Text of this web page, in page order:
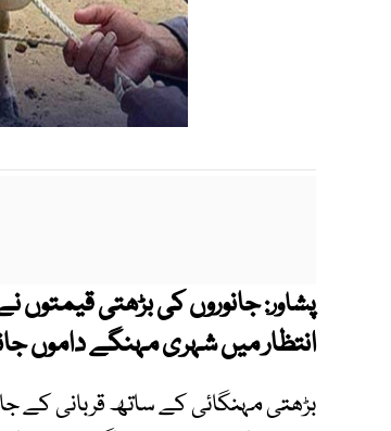
پشاور:جانوروں کی بڑھتی قیمتوں
انتظار میں شہری مہنگے داموں
بڑھتی مہنگائی کے ساتھ قربانی کے